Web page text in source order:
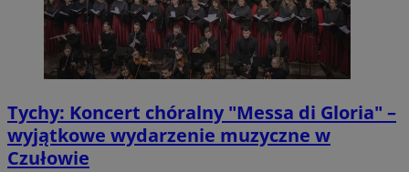
Tychy: Koncert chóralny "Messa di Gloria" –
wyjątkowe wydarzenie muzyczne w
Czułowie